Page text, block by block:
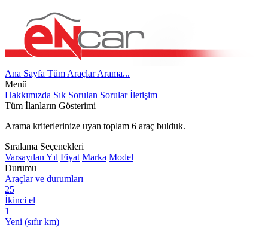
Ana Sayfa Tüm AraçlarArama...
Menü
Hakkımızda Sık Sorulan Sorular İletişim
Tüm İlanların Gösterimi
Arama kriterlerinize uyan toplam 6 araç bulduk.
Sıralama Seçenekleri
Varsayılan Yıl Fiyat Marka Model
Durumu
Araçlar ve durumları
25
İkinci el
1
Yeni (sıfır km)